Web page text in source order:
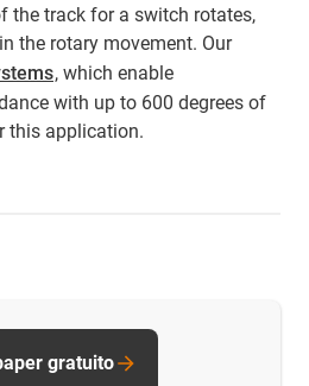
the track for a switch rotates,
the rotary movement. Our
, which enable
with up to 600 degrees of
this application.
gratuito